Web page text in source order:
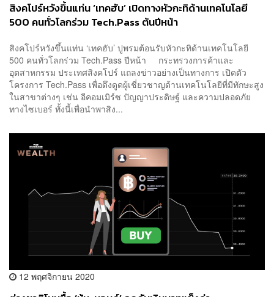
สิงคโปร์หวังขึ้นแท่น ‘เทคฮับ’ เปิดทางหัวกะทิด้านเทคโนโลยี
500 คนทั่วโลกร่วม Tech.Pass ต้นปีหน้า
สิงคโปร์หวังขึ้นแท่น ‘เทคฮับ’ ปูพรมต้อนรับหัวกะทิด้านเทคโนโลยี
500 คนทั่วโลกร่วม Tech.Pass ปีหน้า กระทรวงการค้าและ
อุตสาหกรรม ประเทศสิงคโปร์ แถลงข่าวอย่างเป็นทางการ เปิดตัว
โครงการ Tech.Pass เพื่อดึงดูดผู้เชี่ยวชาญด้านเทคโนโลยีที่มีทักษะสูง
ในสาขาต่างๆ เช่น อีคอมเมิร์ซ ปัญญาประดิษฐ์ และความปลอดภัย
ทางไซเบอร์ ทั้งนี้เพื่อนำพาสิง...
12 พฤศจิกายน 2020